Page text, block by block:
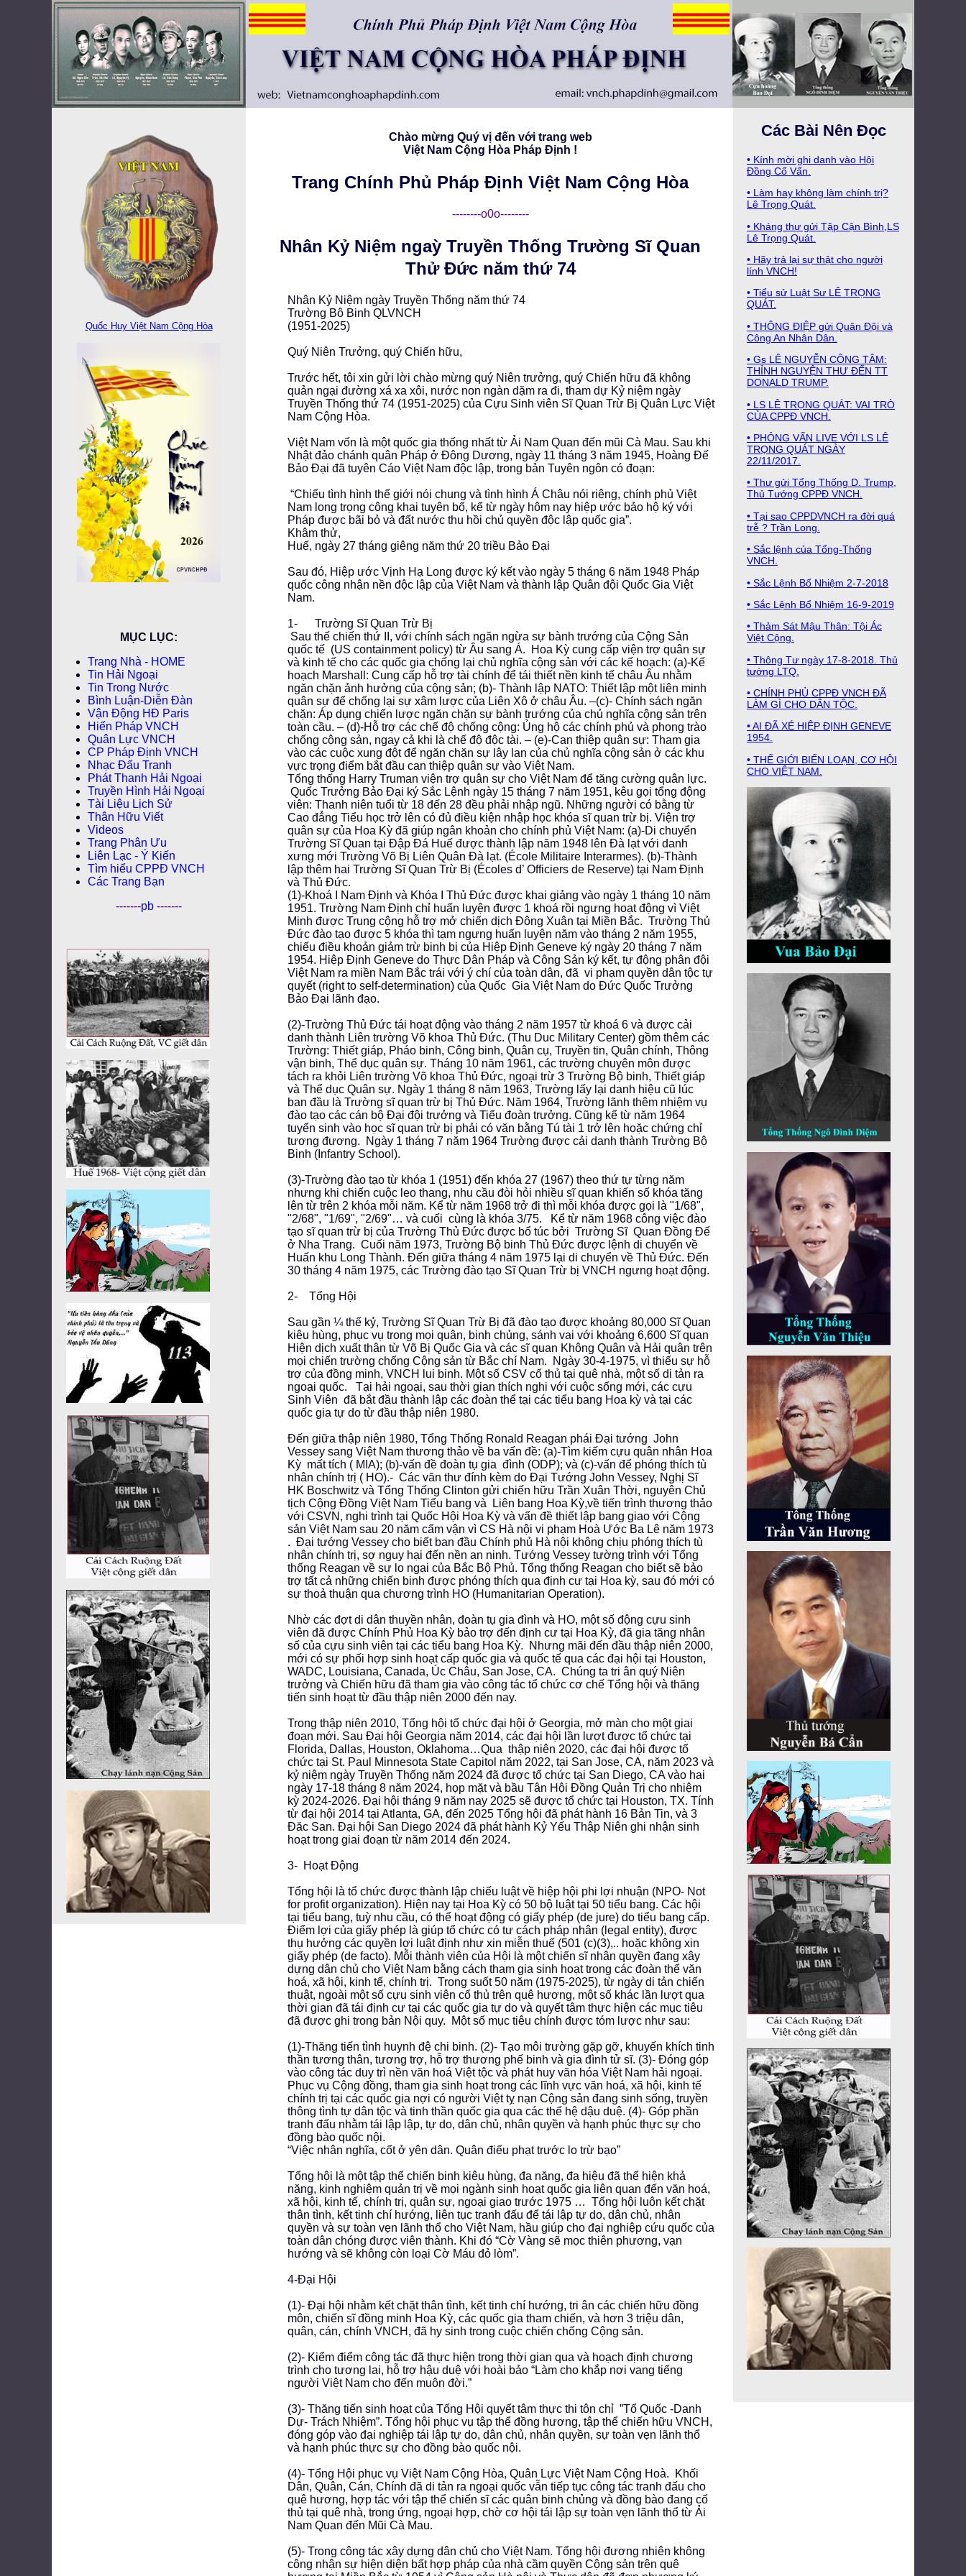
Quốc Huy Việt Nam Cộng Hòa
MỤC LỤC:
Trang Nhà - HOME
Tin Hải Ngoại
Tin Trong Nước
Bình Luận-Diễn Ðàn
Vận Động HĐ Paris
Hiến Pháp VNCH
Quân Lực VNCH
CP Pháp Ðịnh VNCH
Nhạc Đấu Tranh
Phát Thanh Hải Ngoại
Truyền Hình Hải Ngoại
Tài Liệu Lịch Sử
Thân Hữu Viết
Videos
Trang Phân Ưu
Liên Lạc - Ý Kiến
Tìm hiểu CPPÐ VNCH
Các Trang Bạn
-------pb -------
Các Bài Nên Đọc
• Kính mời ghi danh vào Hội
Ðồng Cố Vấn.
• Làm hay không làm chính trị?
Lê Trọng Quát.
• Kháng thư gửi Tập Cận Bình,LS
Lê Trọng Quát.
• Hãy trả lại sự thật cho người
lính VNCH!
• Tiểu sử Luật Sư LÊ TRỌNG
QUÁT.
• THÔNG ĐIỆP gửi Quân Đội và
Công An Nhân Dân.
• Gs LÊ NGUYỄN CÔNG TÂM:
THỈNH NGUYỆN THƯ ĐẾN TT
DONALD TRUMP.
• LS LÊ TRỌNG QUÁT: VAI TRÒ
CỦA CPPĐ VNCH.
• PHỎNG VẤN LIVE VỚI LS LÊ
TRỌNG QUÁT NGÀY
22/11/2017.
• Thư gửi Tổng Thống D. Trump,
Thủ Tướng CPPĐ VNCH.
• Tại sao CPPDVNCH ra đời quá
trễ ? Trần Long.
• Sắc lệnh của Tổng-Thống
VNCH.
• Sắc Lệnh Bổ Nhiệm 2-7-2018
• Sắc Lệnh Bổ Nhiệm 16-9-2019
• Thảm Sát Mậu Thân: Tội Ác
Việt Cộng.
• Thông Tư ngày 17-8-2018. Thủ
tướng LTQ.
• CHÍNH PHỦ CPPĐ VNCH ĐÃ
LÀM GÌ CHO DÂN TỘC.
• AI ĐÃ XÉ HIỆP ĐỊNH GENEVE
1954.
• THẾ GIỚI BIẾN LOẠN, CƠ HỘI
CHO VIỆT NAM.
Chào mừng Quý vị đến với trang web
Việt Nam Cộng Hòa Pháp Ðịnh !
Trang Chính Phủ Pháp Ðịnh Việt Nam Cộng Hòa
--------o0o--------
Nhân Kỷ Niệm ngaỳ Truyền Thống Trường Sĩ Quan
Thử Đức năm thứ 74
Nhân Kỷ Niệm ngày Truyền Thống năm thứ 74
Trường Bô Binh QLVNCH
(1951-2025)
Quý Niên Trưởng, quý Chiến hữu,
Trước hết, tôi xin gửi lời chào mừng quý Niên trưởng, quý Chiến hữu đã không
quản ngại đường xá xa xôi, nước non ngàn dặm ra đi, tham dự Kỷ niệm ngày
Truyền Thống thứ 74 (1951-2025) của Cựu Sinh viên Sĩ Quan Trừ Bị Quân Lực Việt
Nam Cộng Hòa.
Việt Nam vốn là một quốc gia thống nhất từ Ải Nam Quan đến mũi Cà Mau. Sau khi
Nhật đảo chánh quân Pháp ở Đông Dương, ngày 11 tháng 3 năm 1945, Hoàng Đế
Bảo Đại đã tuyên Cáo Việt Nam độc lập, trong bản Tuyên ngôn có đoạn:
“Chiếu tình hình thế giới nói chung và tình hình Á Châu nói riêng, chính phủ Việt
Nam long trọng công khai tuyên bố, kể từ ngày hôm nay hiệp ước bảo hộ ký với
Pháp được bãi bỏ và đất nước thu hồi chủ quyền độc lập quốc gia”.
Khâm thử,
Huế, ngày 27 tháng giêng năm thứ 20 triều Bảo Đại
Sau đó, Hiệp ước Vịnh Hạ Long được ký kết vào ngày 5 tháng 6 năm 1948 Pháp
quốc công nhận nền độc lập của Việt Nam và thành lập Quân đội Quốc Gia Việt
Nam.
1- Trường Sĩ Quan Trừ Bị
Sau thế chiến thứ II, với chính sách ngăn ngừa sự bành trướng của Cộng Sản
quốc tế (US containment policy) từ Âu sang Á. Hoa Kỳ cung cấp viện trợ quân sự
và kinh tế cho các quốc gia chống lại chủ nghĩa cộng sản với các kế hoạch: (a)-Kế
hoạch Marshall: Cung cấp hỗ trợ tài chính để tái thiết nền kinh tế châu Âu nhằm
ngăn chặn ảnh hưởng của cộng sản; (b)- Thành lập NATO: Thiết lập một liên minh
quân sự để chống lại sự xâm lược của Liên Xô ở châu Âu. –(c)- Chính sách ngăn
chặn: Áp dụng chiến lược ngăn chặn sự bành trướng của chủ nghĩa cộng sản trên
toàn cầu. – (d)-Hỗ trợ các chế độ chống cộng: Ủng hộ các chính phủ và phong trào
chống cộng sản, ngay cả khi là chế độ độc tài. – (e)-Can thiệp quân sự: Tham gia
vào các cuộc xung đột để ngăn chặn sự lây lan của chủ nghĩa cộng sản ở các khu
vực trọng điểm bắt đầu can thiệp quân sự vào Việt Nam.
Tổng thống Harry Truman viện trợ quân sự cho Việt Nam để tăng cường quân lực.
Quốc Trưởng Bảo Đại ký Sắc Lệnh ngày 15 tháng 7 năm 1951, kêu gọi tổng động
viên: Thanh niên tuổi từ 18 đến 28 đều phải nhập ngũ. Những người có bằng từ
Cao đẳng Tiểu học trở lên có đủ điều kiện nhập học khóa sĩ quan trừ bị. Viện trợ
quân sự của Hoa Kỳ đã giúp ngân khoản cho chính phủ Việt Nam: (a)-Di chuyển
Trường Sĩ Quan tại Đập Đá Huế được thành lập năm 1948 lên Đà lạt với danh
xưng mới Trường Võ Bị Liên Quân Đà lạt. (École Militaire Interarmes). (b)-Thành
lập thêm hai Trường Sĩ Quan Trừ Bị (Écoles d’ Officiers de Reserve) tại Nam Định
và Thủ Đức.
(1)-Khoá I Nam Định và Khóa I Thủ Đức được khai giảng vào ngày 1 tháng 10 năm
1951. Trường Nam Định chỉ huấn luyện được 1 khoá rồi ngưng hoạt động vì Việt
Minh được Trung cộng hỗ trợ mở chiến dịch Đông Xuân tại Miền Bắc. Trường Thủ
Đức đào tạo được 5 khóa thì tạm ngưng huấn luyện năm vào tháng 2 năm 1955,
chiếu điều khoản giảm trừ binh bị của Hiệp Định Geneve ký ngày 20 tháng 7 năm
1954. Hiệp Định Geneve do Thực Dân Pháp và Công Sản ký kết, tự động phân đội
Việt Nam ra miền Nam Bắc trái với ý chí của toàn dân, đã vi phạm quyền dân tộc tự
quyết (right to self-determination) của Quốc Gia Việt Nam do Đức Quốc Trưởng
Bảo Đại lãnh đạo.
(2)-Trường Thủ Đức tái hoạt động vào tháng 2 năm 1957 từ khoá 6 và được cải
danh thành Liên trường Võ khoa Thủ Đức. (Thu Duc Military Center) gồm thêm các
Trường: Thiết giáp, Pháo binh, Công binh, Quân cụ, Truyền tin, Quân chính, Thông
vận binh, Thể dục quân sự. Tháng 10 năm 1961, các trường chuyên môn được
tách ra khỏi Liên trường Võ khoa Thủ Đức, ngoại trừ 3 Trường Bộ binh, Thiết giáp
và Thể dục Quân sự. Ngày 1 tháng 8 năm 1963, Trường lấy lại danh hiệu cũ lúc
ban đầu là Trường sĩ quan trừ bị Thủ Đức. Năm 1964, Trường lãnh thêm nhiệm vụ
đào tạo các cán bộ Đại đội trưởng và Tiểu đoàn trưởng. Cũng kể từ năm 1964
tuyển sinh vào học sĩ quan trừ bị phải có văn bằng Tú tài 1 trở lên hoặc chứng chỉ
tương đương. Ngày 1 tháng 7 năm 1964 Trường được cải danh thành Trường Bộ
Binh (Infantry School).
(3)-Trường đào tạo từ khóa 1 (1951) đến khóa 27 (1967) theo thứ tự từng năm
nhưng khi chiến cuộc leo thang, nhu cầu đòi hỏi nhiều sĩ quan khiến số khóa tăng
lên từ trên 2 khóa mỗi năm. Kể từ năm 1968 trở đi thì mỗi khóa được gọi là "1/68",
"2/68", "1/69", "2/69"… và cuối cùng là khóa 3/75. Kể từ năm 1968 công việc đào
tạo sĩ quan trừ bị của Trường Thủ Đức được bổ túc bởi Trường Sĩ Quan Đồng Đế
ở Nha Trang. Cuối năm 1973, Trường Bộ binh Thủ Đức được lệnh di chuyển về
Huấn khu Long Thành. Đến giữa tháng 4 năm 1975 lại di chuyển về Thủ Đức. Đến
30 tháng 4 năm 1975, các Trường đào tạo Sĩ Quan Trừ bị VNCH ngưng hoạt động.
2- Tổng Hội
Sau gần ¼ thế kỷ, Trường Sĩ Quan Trừ Bị đã đào tạo được khoảng 80,000 Sĩ Quan
kiêu hùng, phục vụ trong mọi quân, binh chủng, sánh vai với khoảng 6,600 Sĩ quan
Hiện dịch xuất thân từ Võ Bị Quốc Gia và các sĩ quan Không Quân và Hải quân trên
mọi chiến trường chống Cộng sản từ Bắc chí Nam. Ngày 30-4-1975, vì thiếu sự hỗ
trợ của đồng minh, VNCH lui binh. Một số CSV cố thủ tại quê nhà, một số di tản ra
ngoại quốc. Tại hải ngoại, sau thời gian thích nghi với cuộc sống mới, các cựu
Sinh Viên đã bắt đầu thành lập các đoàn thể tại các tiểu bang Hoa kỳ và tại các
quốc gia tự do từ đầu thập niên 1980.
Đến giữa thập niên 1980, Tổng Thống Ronald Reagan phái Đại tướng John
Vessey sang Việt Nam thương thảo về ba vấn đề: (a)-Tìm kiếm cựu quân nhân Hoa
Kỳ mất tích ( MIA); (b)-vấn đề đoàn tụ gia đình (ODP); và (c)-vấn để phóng thích tù
nhân chính trị ( HO).- Các văn thư đính kèm do Đại Tướng John Vessey, Nghị Sĩ
HK Boschwitz và Tổng Thống Clinton gửi chiến hữu Trần Xuân Thời, nguyên Chủ
tịch Cộng Đồng Việt Nam Tiểu bang và Liên bang Hoa Kỳ,về tiến trình thương thảo
với CSVN, nghi trình tại Quốc Hội Hoa Kỳ và vấn đề thiết lập bang giao với Cộng
sản Việt Nam sau 20 năm cấm vận vì CS Hà nội vi phạm Hoà Ước Ba Lê năm 1973
. Đại tướng Vessey cho biết ban đầu Chính phủ Hà nội không chịu phóng thích tù
nhân chính trị, sợ nguy hại đến nền an ninh. Tướng Vessey tường trình với Tổng
thống Reagan về sự lo ngại của Bắc Bộ Phủ. Tổng thống Reagan cho biết sẽ bảo
trợ tất cả những chiến binh được phóng thích qua định cư tại Hoa kỳ, sau đó mới có
sự thoả thuận qua chương trình HO (Humanitarian Operation).
Nhờ các đợt di dân thuyền nhân, đoàn tụ gia đình và HO, một số động cựu sinh
viên đã được Chính Phủ Hoa Kỳ bảo trợ đến định cư tại Hoa Kỳ, đã gia tăng nhân
số của cựu sinh viên tại các tiểu bang Hoa Kỳ. Nhưng mãi đến đầu thập niên 2000,
mới có sự phối hợp sinh hoạt cấp quốc gia và quốc tế qua các đại hội tại Houston,
WADC, Louisiana, Canada, Úc Châu, San Jose, CA. Chúng ta tri ân quý Niên
trưởng và Chiến hữu đã tham gia vào công tác tổ chức cơ chế Tổng hội và thăng
tiến sinh hoạt từ đầu thập niên 2000 đến nay.
Trong thập niên 2010, Tổng hội tổ chức đại hội ở Georgia, mở màn cho một giai
đoạn mới. Sau Đại hội Georgia năm 2014, các đại hội lần lượt được tổ chức tại
Florida, Dallas, Houston, Oklahoma…Qua thập niên 2020, các đại hội được tổ
chức tại St. Paul Minnesota State Capitol năm 2022, tại San Jose, CA, năm 2023 và
kỷ niệm ngày Truyền Thống năm 2024 đã được tổ chức tại San Diego, CA vào hai
ngày 17-18 tháng 8 năm 2024, họp mặt và bầu Tân Hội Đồng Quản Trị cho nhiệm
kỳ 2024-2026. Đại hội tháng 9 năm nay 2025 sẽ được tổ chức tại Houston, TX. Tính
từ đại hội 2014 tại Atlanta, GA, đến 2025 Tổng hội đã phát hành 16 Bản Tin, và 3
Đăc San. Đại hội San Diego 2024 đã phát hành Kỷ Yếu Thập Niên ghi nhận sinh
hoạt trong giai đoạn từ năm 2014 đến 2024.
3- Hoạt Động
Tổng hội là tổ chức được thành lập chiếu luật về hiệp hội phi lợi nhuận (NPO- Not
for profit organization). Hiện nay tại Hoa Kỳ có 50 bộ luật tại 50 tiểu bang. Các hội
tại tiểu bang, tuỳ nhu cầu, có thể hoạt động có giấy phép (de jure) do tiểu bang cấp.
Điểm lợi của giấy phép là giúp tổ chức có tư cách pháp nhân (legal entity), được
thụ hưởng các quyền lợi luật định như xin miễn thuế (501 (c)(3),.. hoặc không xin
giấy phép (de facto). Mỗi thành viên của Hội là một chiến sĩ nhân quyền đang xây
dựng dân chủ cho Việt Nam bằng cách tham gia sinh hoạt trong các đoàn thể văn
hoá, xã hội, kinh tế, chính trị. Trong suốt 50 năm (1975-2025), từ ngày di tản chiến
thuật, ngoài một số cựu sinh viên cố thủ trên quê hương, một số khác lần lượt qua
thời gian đã tái định cư tại các quốc gia tự do và quyết tâm thực hiện các mục tiêu
đã được ghi trong bản Nội quy. Một số mục tiêu chính được tóm lược như sau:
(1)-Thăng tiến tình huynh đệ chi binh. (2)- Tạo môi trường gặp gỡ, khuyến khích tinh
thần tương thân, tương trợ, hỗ trợ thương phế binh và gia đình tử sĩ. (3)- Đóng góp
vào công tác duy trì nền văn hoá Việt tộc và phát huy văn hóa Việt Nam hải ngoại.
Phục vụ Cộng đồng, tham gia sinh hoạt trong các lĩnh vực văn hoá, xã hội, kinh tế
chính trị tại các quốc gia nợi có người Việt tỵ nạn Cộng sản đang sinh sống, truyền
thông tình tự dân tộc và tinh thần quốc gia qua các thế hệ dậu duệ. (4)- Góp phần
tranh đấu nhằm tái lập lập, tự do, dân chủ, nhân quyền và hạnh phúc thực sự cho
đồng bào quốc nội.
“Việc nhân nghĩa, cốt ở yên dân. Quân điếu phạt trước lo trừ bạo”
Tổng hội là một tập thể chiến binh kiêu hùng, đa năng, đa hiệu đã thể hiện khả
năng, kinh nghiệm quản trị về mọi ngành sinh hoạt quốc gia liên quan đến văn hoá,
xã hội, kinh tế, chính trị, quân sự, ngoại giao trước 1975 … Tổng hội luôn kết chặt
thân tình, kết tinh chí hướng, liên tục tranh đấu để tái lập tự do, dân chủ, nhân
quyền và sự toàn vẹn lãnh thổ cho Việt Nam, hầu giúp cho đại nghiệp cứu quốc của
toàn dân chóng được viên thành. Khi đó “Cờ Vàng sẽ mọc thiên phương, vạn
hướng và sẽ không còn loại Cờ Máu đỏ lòm”.
4-Đại Hội
(1)- Đại hội nhằm kết chặt thân tình, kết tinh chí hướng, tri ân các chiến hữu đồng
môn, chiến sĩ đồng minh Hoa Kỳ, các quốc gia tham chiến, và hơn 3 triệu dân,
quân, cán, chính VNCH, đã hy sinh trong cuộc chiến chống Cộng sản.
(2)- Kiểm điểm công tác đã thực hiện trong thời gian qua và hoạch định chương
trình cho tương lai, hỗ trợ hậu duệ với hoài bảo “Làm cho khắp nơi vang tiếng
người Việt Nam cho đến muôn đời.”
(3)- Thăng tiến sinh hoạt của Tống Hội quyết tâm thực thi tôn chỉ ”Tổ Quốc -Danh
Dự- Trách Nhiệm”. Tổng hội phục vụ tập thể đồng hương, tập thể chiến hữu VNCH,
đóng góp vào đại nghiệp tái lập tự do, dân chủ, nhân quyền, sự toàn vẹn lãnh thổ
và hạnh phúc thực sự cho đồng bào quốc nội.
(4)- Tổng Hội phục vụ Việt Nam Cộng Hòa, Quân Lực Việt Nam Cộng Hoà. Khối
Dân, Quân, Cán, Chính đã di tản ra ngoại quốc vẫn tiếp tục công tác tranh đấu cho
quê hương, hợp tác với tập thể chiến sĩ các quân binh chủng và đồng bào đang cố
thủ tại quê nhà, trong ứng, ngoại hợp, chờ cơ hội tái lập sự toàn vẹn lãnh thổ từ Ải
Nam Quan đến Mũi Cà Mau.
(5)- Trong công tác xây dựng dân chủ cho Việt Nam. Tổng hội đương nhiên không
công nhận sự hiện diện bất hợp pháp của nhà cầm quyền Cộng sản trên quê